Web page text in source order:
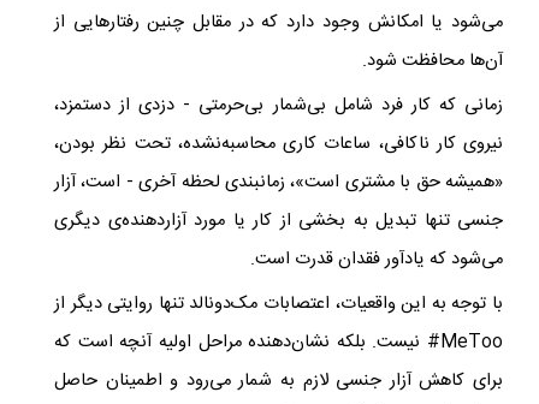
می‌شود یا امکانش وجود دارد که در مقابل چنین رفتارهایی از
آن‌ها محافظت شود.
زمانی که کار فرد شامل بی‌شمار بی‌حرمتی - دزدی از دستمزد،
نیروی کار ناکافی، ساعات کاری محاسبه‌نشده، تحت نظر بودن،
«همیشه حق با مشتری است»، زمانبندی لحظه آخری - است، آزار
جنسی تنها تبدیل به بخشی از کار یا مورد آزاردهنده‌ی دیگری
می‌شود که یادآور فقدان قدرت است. ​
با توجه به این واقعیات، اعتصابات مک‌دونالد تنها روایتی دیگر از
#MeToo نیست. بلکه نشان‌دهنده مراحل اولیه آنچه است که
برای کاهش آزار جنسی لازم به شمار می‌رود و اطمینان حاصل